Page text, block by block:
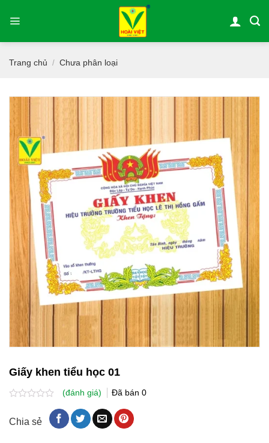
qua
Trang chủ / Chưa phân loại
Giấy khen tiểu học 01
xếp
hạng
(đánh giá) Đã bán 0
Chia sẻ